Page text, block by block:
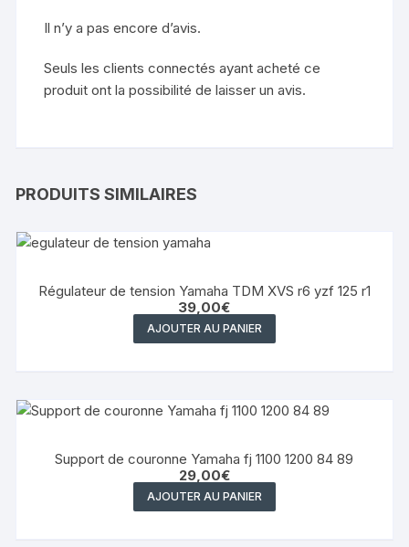
Il n’y a pas encore d’avis.
Seuls les clients connectés ayant acheté ce
produit ont la possibilité de laisser un avis.
PRODUITS SIMILAIRES
Régulateur de tension Yamaha TDM XVS r6 yzf 125 r1
39,00€
AJOUTER AU PANIER
Support de couronne Yamaha fj 1100 1200 84 89
29,00€
AJOUTER AU PANIER